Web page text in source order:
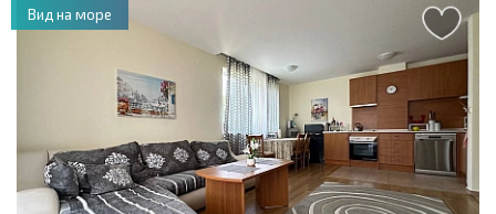
Вид на море